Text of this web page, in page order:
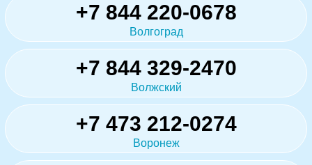
+7 844 220-0678
Волгоград
+7 844 329-2470
Волжский
+7 473 212-0274
Воронеж